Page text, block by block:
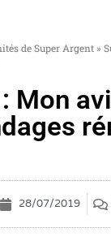
de Super Argent »
Mon
28/07/2019